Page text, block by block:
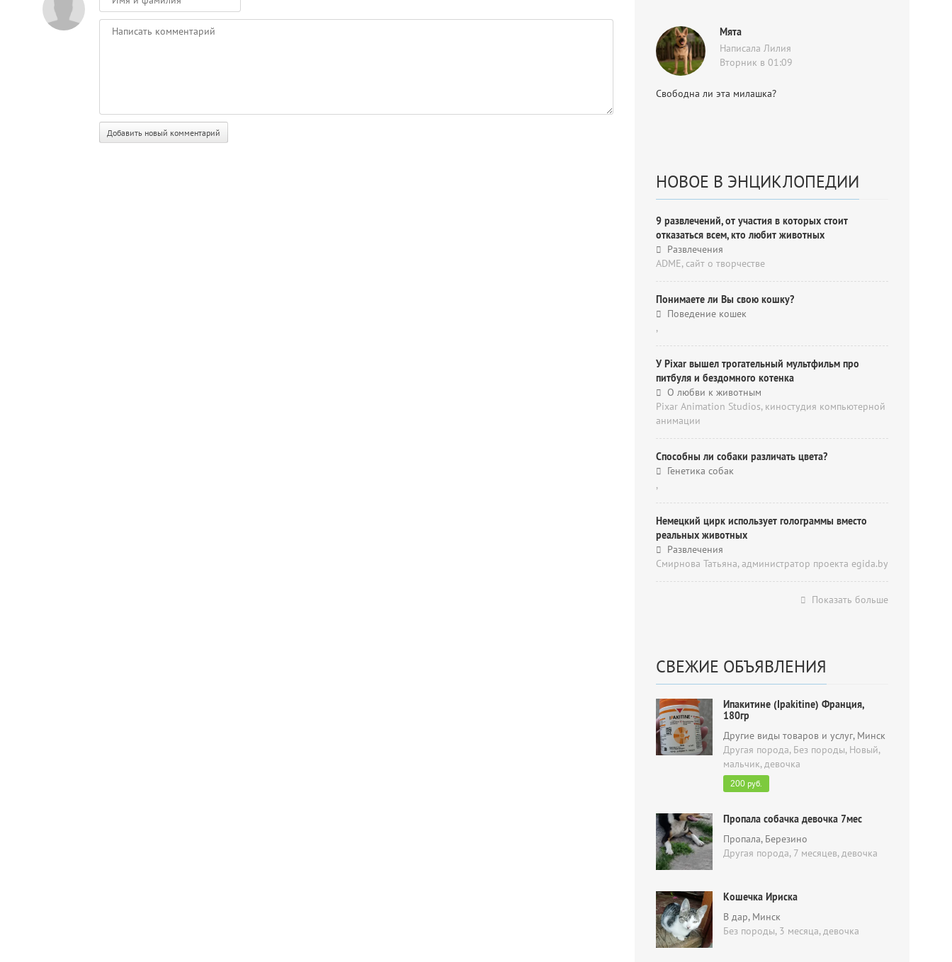
Мята
Написала Лилия
Вторник в 01:09
Свободна ли эта милашка?
НОВОЕ В ЭНЦИКЛОПЕДИИ
9 развлечений, от участия в которых стоит
отказаться всем, кто любит животных
Развлечения
ADME, cайт о творчестве
Понимаете ли Вы свою кошку?
Поведение кошек
,
У Pixar вышел трогательный мультфильм про
питбуля и бездомного котенка
О любви к животным
Pixar Animation Studios, киностудия компьютерной
анимации
Способны ли собаки различать цвета?
Генетика собак
,
Немецкий цирк использует голограммы вместо
реальных животных
Развлечения
Смирнова Татьяна, администратор проекта egida.by
Показать больше
СВЕЖИЕ ОБЪЯВЛЕНИЯ
Ипакитине (Ipakitine) Франция,
180гр
Другие виды товаров и услуг, Минск
Другая порода, Без породы, Новый,
мальчик, девочка
200 руб.
Пропала собачка девочка 7мес
Пропала, Березино
Другая порода, 7 месяцев,девочка
Кошечка Ириска
В дар, Минск
Без породы, 3 месяца,девочка